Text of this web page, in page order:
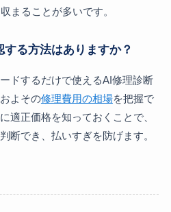
まることが多いです。
る方法はありますか？
ドするだけで使えるAI修理診断
よその修理費用の相場を把握で
適正価格を知っておくことで、
断でき、払いすぎを防げます。